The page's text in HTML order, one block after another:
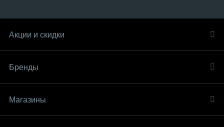
Акции и скидки
Бренды
Магазины